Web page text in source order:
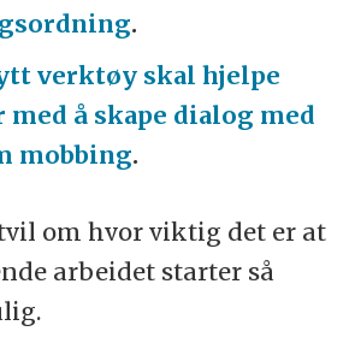
.
verktøy skal hjelpe
med å skape dialog med
mobbing.
om hvor viktig det er at
arbeidet starter så